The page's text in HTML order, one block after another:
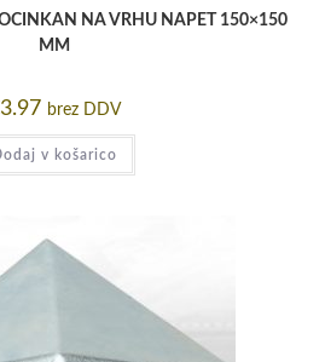
NA VRHU NAPET 150×150
MM
3.97 brez DDV
v košarico